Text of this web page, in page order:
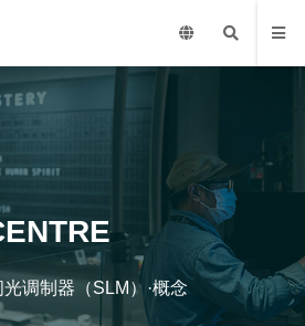
光调制器（SLM）·概念